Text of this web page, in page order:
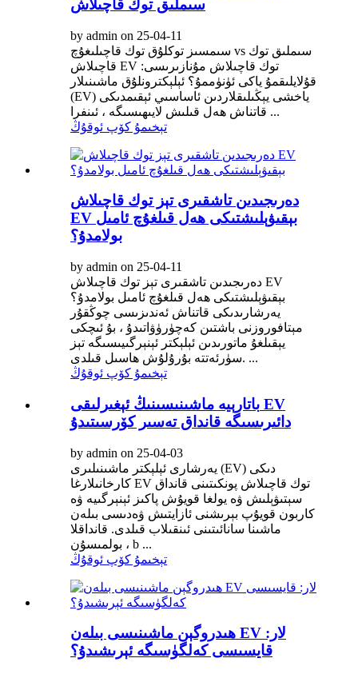
سىملىق توك قاچىلاش
by admin on 25-04-11
سىمسىز توكلۇق توك قاچىلىغۇچ vs سىملىق توك
قاچىلاش EV توك قاچىلاش مۇنازىرىسى:
قۇلايلىقمۇ ياكى ئۈنۈممۇ؟ ئېلېكترونلۇق ماشىنىلار
(EV) ياخشى يېڭىلىقلاردىن ئاساسىي ئېقىمدىكى
قاتناش ھەل قىلىش لايىھىسىگە ، ئىنفرا ...
تېخىمۇ كۆپ ئوقۇڭ
دەرىجىدىن تاشقىرى تېز توك قاچىلاش
EV بېقىۋېلىشتىكى ھەل قىلغۇچ ئامىل
بولامدۇ؟
by admin on 25-04-11
دەرىجىدىن تاشقىرى تېز توك قاچىلاش EV
بېقىۋېلىشتىكى ھەل قىلغۇچ ئامىل بولامدۇ؟
يەرشارىدىكى قاتناش ئەندىزىسى چوڭقۇر
مېتافوروزنى باشتىن كەچۈرۈۋاتىدۇ ، بۇ ئىچكى
يېقىلغۇ ماتورىدىن ئېلېكتر ئېنېرگىيىسىگە تېز
سۈرئەتتە بۇرۇلۇش ھاسىل قىلدى. ...
تېخىمۇ كۆپ ئوقۇڭ
باتارېيە ماشىنىسىنىڭ ئېغىرلىقى EV
دائىرىسىگە قانداق تەسىر كۆرسىتىدۇ
by admin on 25-04-03
يەرشارى ئېلېكتر ماشىنىلىرى (EV) دىكى
كارخانىلارغا EV توك قاچىلاش پونكىتىنى قانداق
سېتىۋېلىش ۋە يولغا قويۇش پاكىز ئېنېرگىيە ۋە
كاربون قويۇپ بېرىشنى ئازايتىش ۋەدىسى بىلەن
ماشىنا سانائىتىنى ئىنقىلاب قىلدى. قانداقلا
بولمىسۇن ، b ...
تېخىمۇ كۆپ ئوقۇڭ
ھىدروگېن ماشىنىسى بىلەن EV لار:
قايسىسى كەلگۈسىگە ئېرىشىدۇ؟